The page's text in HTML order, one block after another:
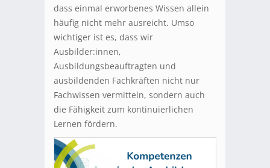
dass einmal erworbenes Wissen allein
häufig nicht mehr ausreicht. Umso
wichtiger ist es, dass wir
Ausbilder:innen,
Ausbildungsbeauftragten und
ausbildenden Fachkräften nicht nur
Fachwissen vermitteln, sondern auch
die Fähigkeit zum kontinuierlichen
Lernen fördern.